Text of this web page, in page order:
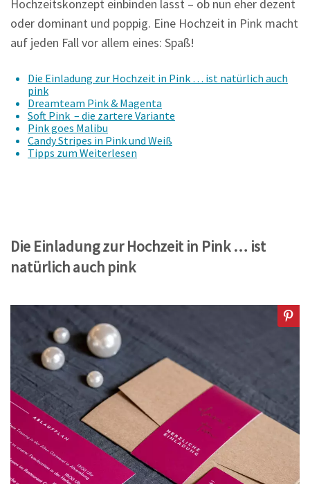
Hochzeitskonzept einbinden lässt – ob nun eher dezent
oder dominant und poppig. Eine Hochzeit in Pink macht
auf jeden Fall vor allem eines: Spaß!
Die Einladung zur Hochzeit in Pink … ist natürlich auch
pink
Dreamteam Pink & Magenta
Soft Pink – die zartere Variante
Pink goes Malibu
Candy Stripes in Pink und Weiß
Tipps zum Weiterlesen
Die Einladung zur Hochzeit in Pink … ist
natürlich auch pink